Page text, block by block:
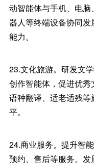
动智能体与手机、电
器人等终端设备协同
能力。
23.文化旅游。研发文
创作智能体，促进优
语种翻译、适老适残
平。
24.商业服务。提升智
预约、售后等服务。